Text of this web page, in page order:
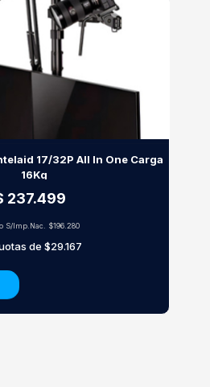
17/32P All In One Carga
16Kg
237.499
S/Imp.Nac. $196.280
de $29.167